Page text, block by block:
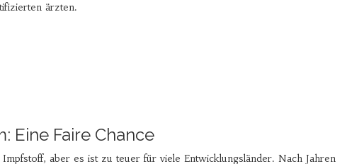
ärzten.
Eine Faire Chance
aber es ist zu teuer für viele Entwicklungsländer. Nach Jahren